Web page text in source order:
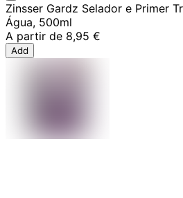
Zinsser Gardz Selador e Primer
Água, 500ml
A partir de 8,95 €
Add